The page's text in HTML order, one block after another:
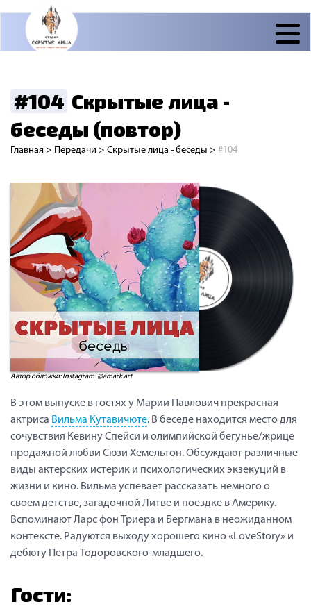
#104 Скрытые лица -
беседы (повтор)
Главная > Передачи > Скрытые лица - беседы > #104
Автор обложки: Instagram: @amark.art
В этом выпуске в гостях у Марии Павлович прекрасная
актриса Вильма Кутавичюте. В беседе находится место для
сочувствия Кевину Спейси и олимпийской бегунье/жрице
продажной любви Сюзи Хемельтон. Обсуждают различные
виды актерских истерик и психологических экзекуций в
жизни и кино. Вильма успевает рассказать немного о
своем детстве, загадочной Литве и поездке в Америку.
Вспоминают Ларс фон Триера и Бергмана в неожиданном
контексте. Радуются выходу хорошего кино «LoveStory» и
дебюту Петра Тодоровского-младшего.
Гости: